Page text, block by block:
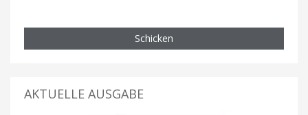
Schicken
AKTUELLE AUSGABE